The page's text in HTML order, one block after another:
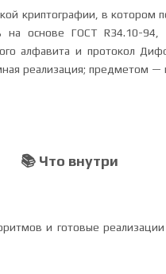
криптографии, в котором
на основе ГОСТ R34.10-94,
алфавита и протокол
реализация; предметом
📚 Что внутри
и готовые